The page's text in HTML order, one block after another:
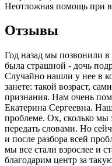
Неотложная помощь при
Отзывы
Год назад мы позвонили
была страшной - дочь
Случайно нашли у нее в
занете: такой возраст,
признания. Нам очень
Екатерина Сергеевна.
проблеме. Ох, сколько мы
передать словами. Но
и после разбора всей
мы все стали взрослее и
благодарим центр за